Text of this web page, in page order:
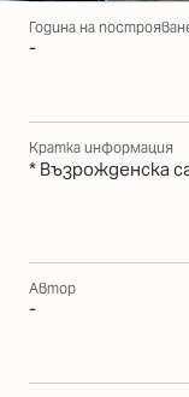
Година на
-
Кратка информация
* Възрожденска
Автор
-